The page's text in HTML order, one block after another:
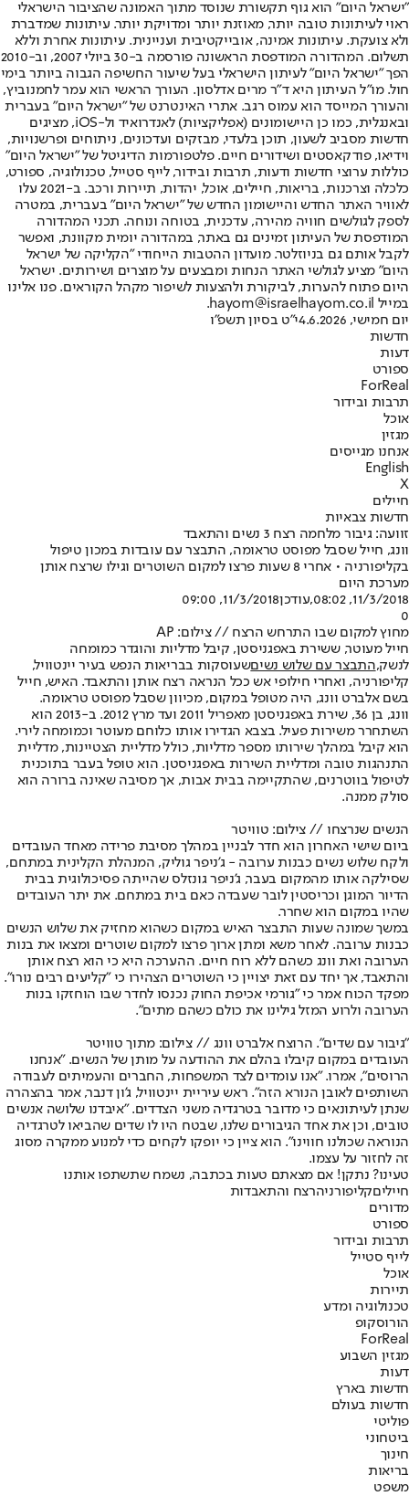
"ישראל היום" הוא גוף תקשורת שנוסד מתוך האמונה שהציבור הישראלי
ראוי לעיתונות טובה יותר, מאוזנת יותר ומדויקת יותר. עיתונות שמדברת
ולא צועקת. עיתונות אמינה, אובייקטיבית ועניינית. עיתונות אחרת וללא
תשלום. המהדורה המודפסת הראשונה פורסמה ב-30 ביולי 2007, וב-2010
הפך "ישראל היום" לעיתון הישראלי בעל שיעור החשיפה הגבוה ביותר בימי
חול. מו"ל העיתון היא ד"ר מרים אדלסון. העורך הראשי הוא עמר לחמנוביץ,
והעורך המייסד הוא עמוס רגב. אתרי האינטרנט של "ישראל היום" בעברית
ובאנגלית, כמו כן היישומונים (אפליקציות) לאנדרואיד ול-iOS, מציגים
חדשות מסביב לשעון, תוכן בלעדי, מבזקים ועדכונים, ניתוחים ופרשנויות,
וידיאו, פודקאסטים ושידורים חיים. פלטפורמות הדיגיטל של "ישראל היום"
כוללות ערוצי חדשות ודעות, תרבות ובידור, לייף סטייל, טכנולוגיה, ספורט,
כלכלה וצרכנות, בריאות, חיילים, אוכל, יהדות, תיירות ורכב. ב-2021 עלו
לאוויר האתר החדש והיישומון החדש של "ישראל היום" בעברית, במטרה
לספק לגולשים חוויה מהירה, עדכנית, בטוחה ונוחה. תכני המהדורה
המודפסת של העיתון זמינים גם באתר, במהדורה יומית מקוונת, ואפשר
לקבל אותם גם בניוזלטר. מועדון ההטבות הייחודי "הקליקה של ישראל
היום" מציע לגולשי האתר הנחות ומבצעים על מוצרים ושירותים. ישראל
היום פתוח להערות, לביקורת ולהצעות לשיפור מקהל הקוראים. פנו אלינו
במייל hayom@israelhayom.co.il.
יום חמישי, 4.6.2026
י"ט בסיון תשפ"ו
חדשות
דעות
ספורט
ForReal
תרבות ובידור
אוכל
מגזין
אנחנו מגייסים
English
X
חיילים
חדשות צבאיות
זוועה: גיבור מלחמה רצח 3 נשים והתאבד
וונג, חייל שסבל מפוסט טראומה, התבצר עם עובדות במכון טיפול
בקליפורניה • אחרי 8 שעות פרצו למקום השוטרים וגילו שרצח אותן
מערכת היום
11/3/2018, 08:02
,עודכן11/3/2018, 09:00
0
מחוץ למקום שבו התרחש הרצח // צילום: AP
חייל מעוטר, ששירת באפגניסטן, קיבל מדליות והוגדר כמומחה
לנשק,התבצר עם שלוש נשיםשעוסקות בבריאות הנפש בעיר יינטוויל,
קליפורניה, ואחרי חילופי אש ככל הנראה רצח אותן והתאבד. האיש, חייל
בשם אלברט וונג, היה מטופל במקום, מכיוון שסבל מפוסט טראומה.
וונג, בן 36, שירת באפגניסטן מאפריל 2011 ועד מרץ 2012. ב-2013 הוא
השתחרר משירות פעיל. בצבא הגדירו אותו כלוחם מעוטר וכמומחה לירי.
הוא קיבל במהלך שירותו מספר מדליות, כולל מדליית הצטיינות, מדליית
התנהגות טובה ומדליית השירות באפגניסטן. הוא טופל בעבר בתוכנית
לטיפול בווטרנים, שהתקיימה בבית אבות, אך מסיבה שאינה ברורה הוא
סולק ממנה.
הנשים שנרצחו // צילום: טוויטר
ביום שישי האחרון הוא חדר לבניין במהלך מסיבת פרידה מאחד העובדים
ולקח שלוש נשים כבנות ערובה - ג'ניפר גוליק, המנהלת הקלינית במתחם,
שסילקה אותו מהמקום בעבר, ג'ניפר גונזלס שהייתה פסיכולוגית בבית
הדיור המוגן וכריסטין לובר שעבדה כאם בית במתחם. את יתר העובדים
שהיו במקום הוא שחרר.
במשך שמונה שעות התבצר האיש במקום כשהוא מחזיק את שלוש הנשים
כבנות ערובה. לאחר משא ומתן ארוך פרצו למקום שוטרים ומצאו את בנות
הערובה ואת וונג כשהם ללא רוח חיים. ההערכה היא כי הוא רצח אותן
והתאבד, אך יחד עם זאת יצויין כי השוטרים הצהירו כי "קליעים רבים נורו".
מפקד הכוח אמר כי "גורמי אכיפת החוק נכנסו לחדר שבו הוחזקו בנות
הערובה ולרוע המזל גילינו את כולם כשהם מתים".
"גיבור עם שדים". הרוצח אלברט וונג // צילום: מתוך טוויטר
העובדים במקום קיבלו בהלם את ההודעה על מותן של הנשים. "אנחנו
הרוסים", אמרו. "אנו עומדים לצד המשפחות, החברים והעמיתים לעבודה
השותפים לאובן הנורא הזה". ראש עיריית יינטוויל, ג'ון דנבר, אמר בהצהרה
שנתן לעיתונאים כי מדובר בטרגדיה משני הצדדים. "איבדנו שלושה אנשים
טובים, וכן את אחד הגיבורים שלנו, שבטח היו לו שדים שהביאו לטרגדיה
הנוראה שכולנו חווינו". הוא ציין כי יופקו לקחים כדי למנוע ממקרה מסוג
זה לחזור על עצמו.
טעינו? נתקן! אם מצאתם טעות בכתבה, נשמח שתשתפו אותנו
חייליםקליפורניהרצח והתאבדות
מדורים
ספורט
תרבות ובידור
לייף סטייל
אוכל
תיירות
טכנולוגיה ומדע
הורוסקופ
ForReal
מגזין השבוע
דעות
חדשות בארץ
חדשות בעולם
פוליטי
ביטחוני
חינוך
בריאות
משפט